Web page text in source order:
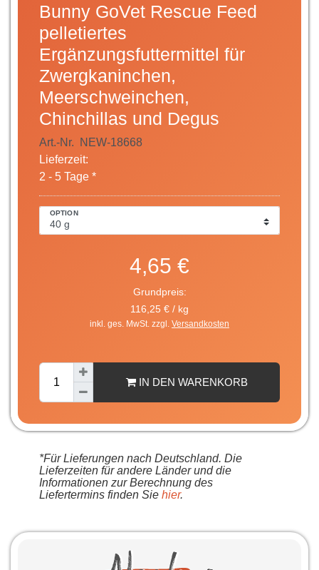
Bunny GoVet Rescue Feed
pelletiertes
Ergänzungsfuttermittel für
Zwergkaninchen,
Meerschweinchen,
Chinchillas und Degus
Art.-Nr.
NEW-18668
Lieferzeit:
2 - 5 Tage *
OPTION
4,65 €
Grundpreis:
116,25 € / kg
inkl. ges. MwSt. zzgl. Versandkosten
IN DEN WARENKORB
*Für Lieferungen nach Deutschland. Die
Lieferzeiten für andere Länder und die
Informationen zur Berechnung des
Liefertermins finden Sie hier.